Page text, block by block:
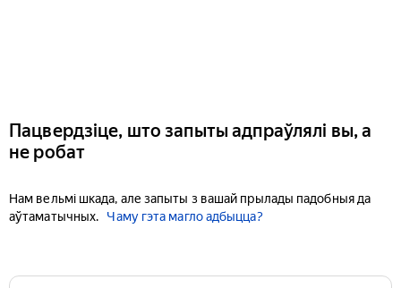
Пацвердзіце, што запыты адпраўлялі вы, а
не робат
Нам вельмі шкада, але запыты з вашай прылады падобныя да
аўтаматычных.
Чаму гэта магло адбыцца?